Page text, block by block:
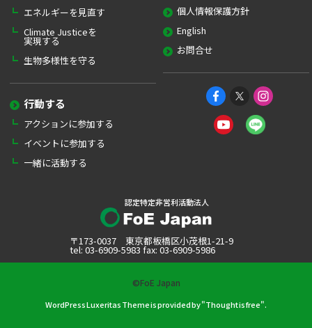
エネルギーを見直す
Climate Justiceを
実現する
生物多様性を守る
行動する
アクションに参加する
イベントに参加する
一緒に活動する
個人情報保護方針
English
お問合せ
認定特定非営利活動法人
〒173-0037 東京都板橋区小茂根1-21-9
tel: 03-6909-5983 fax: 03-6909-5986
©FoE Japan
WordPress Luxeritas Theme is provided by "Thought is free".